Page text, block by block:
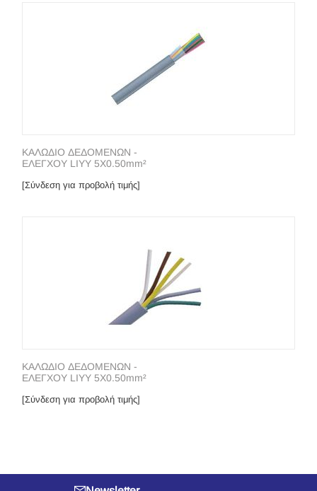
ΚΑΛΩΔΙΟ ΔΕΔΟΜΕΝΩΝ -
ΕΛΕΓΧΟΥ LIYY 5Χ0.50mm²
[Σύνδεση για προβολή τιμής]
ΚΑΛΩΔΙΟ ΔΕΔΟΜΕΝΩΝ -
ΕΛΕΓΧΟΥ LIYY 5Χ0.50mm²
[Σύνδεση για προβολή τιμής]